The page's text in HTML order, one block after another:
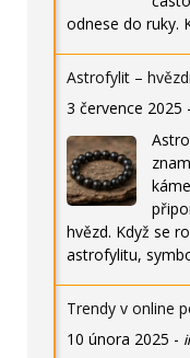
odnese do ruky.
Astrofylit –
3 července 2025 -
hvězd. Když se
astrofylitu,
Trendy v online
10 února 2025 -